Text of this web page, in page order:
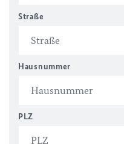
Straße
Hausnummer
PLZ